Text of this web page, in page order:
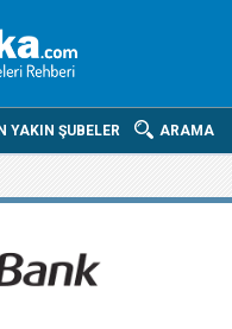
ARAMA
YAKIN ŞUBELER